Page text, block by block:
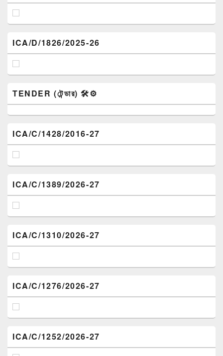
ICA/D/1826/2025-26
TENDER (টেন্ডার) 🛠️⚙️
ICA/C/1428/2016-27
ICA/C/1389/2026-27
ICA/C/1310/2026-27
ICA/C/1276/2026-27
ICA/C/1252/2026-27